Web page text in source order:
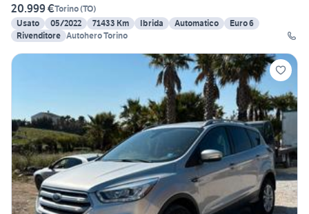
20.999 €Torino(TO)
Usato
05/2022 71433 Km Ibrida Automatico
Euro 6
Rivenditore Autohero Torino